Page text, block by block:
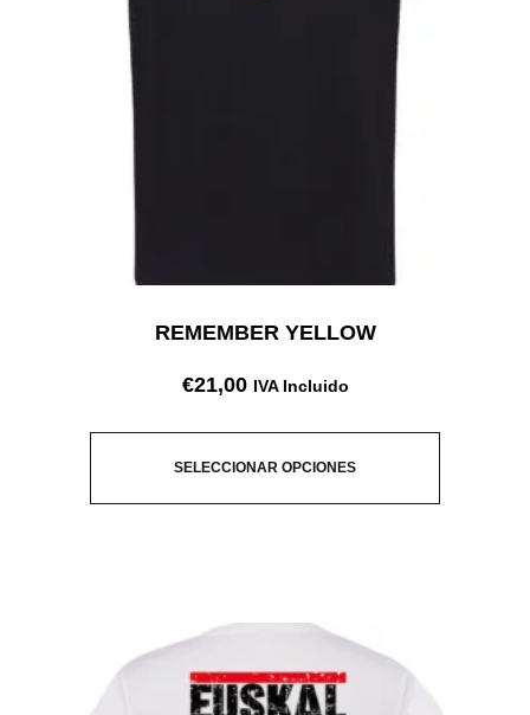
REMEMBER YELLOW
€21,00 IVA Incluido
SELECCIONAR OPCIONES